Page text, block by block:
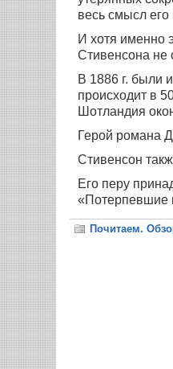
весь смысл
И хотя именно
Стивенсона не
В 1886 г. были
происходит в
Шотландия
Герой романа
Стивенсон
Его перу
«Потерпевшие
Почитаем.